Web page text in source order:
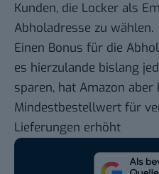
Kunden, die Locker als
Abholadresse zu wählen.
Einen Bonus für die
es hierzulande bislang
sparen, hat Amazon aber
Mindestbestellwert für
Lieferungen erhöht